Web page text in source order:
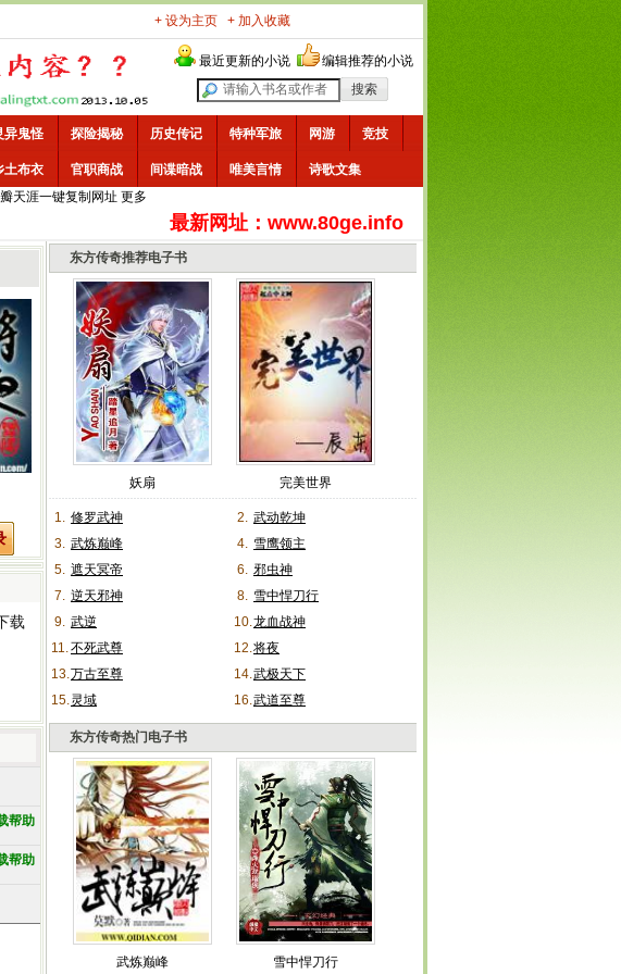
+ 设为主页 + 加入收藏
最近更新的小说 编辑推荐的小说
异鬼怪 探险揭秘 历史传记 特种军旅 网游 竞技
土布衣 官职商战 间谍暗战 唯美言情
诗歌文集
天涯一键复制网址 更多
最新网址：www.80ge.info
载
帮助
帮助
东方传奇推荐电子书
妖扇 完美世界
1. 修罗武神 2. 武动乾坤
3. 武炼巅峰 4. 雪鹰领主
5. 遮天冥帝 6. 邪虫神
7. 逆天邪神 8. 雪中悍刀行
9. 武逆 10.龙血战神
11.不死武尊 12.将夜
13.万古至尊 14.武极天下
15.灵域 16.武道至尊
东方传奇热门电子书
武炼巅峰 雪中悍刀行